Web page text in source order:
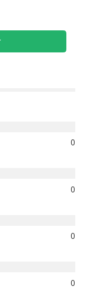
0
0
0
0